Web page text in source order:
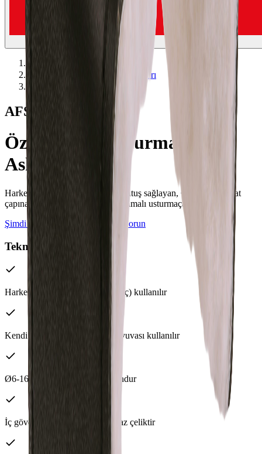
Anasayfa
Özel Üretim Usturmaça Askıları
AFS Pontos
AFS Pontos
Özel Üretim Usturmaça
Askıları
Harken 491 Cam cleat ile güçlü tutuş sağlayan, Ø6-16 mm halat
çapına uygun, premium deri kaplamalı usturmaça askısı.
Şimdi Teklif Alın
WhatsApp'tan Sorun
Teknik Özellikler
Harken 491 Cam cleat (Kıstırmaç) kullanılır
Kendi imalatımız paslanmaz ip yuvası kullanılır
Ø6-16 mm halat çapı için uygundur
İç gövdesi 316L kalite paslanmaz çeliktir